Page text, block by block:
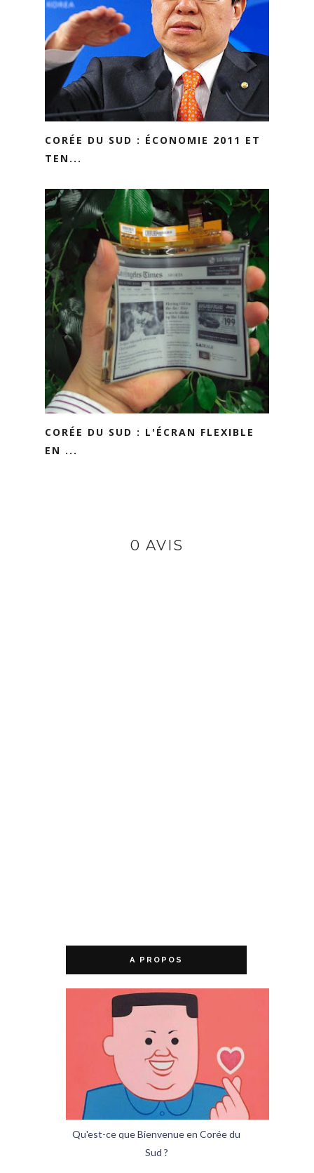
CORÉE DU SUD : ÉCONOMIE 2011 ET
TEN...
CORÉE DU SUD : L'ÉCRAN FLEXIBLE
EN ...
0 AVIS
A PROPOS
Qu'est-ce que Bienvenue en Corée du
Sud ?